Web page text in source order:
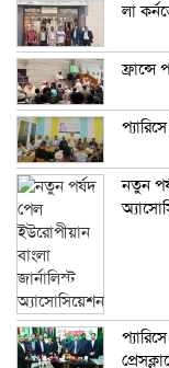
লা
নতুন